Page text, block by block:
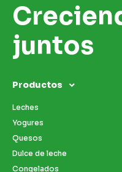
juntos
Productos
Leches
Yogures
Quesos
Dulce de leche
Congelados